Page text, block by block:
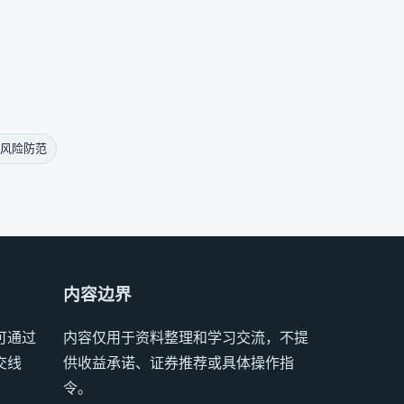
险防范
通过
线
内容边界
内容仅用于资料整理和学习交流，不提
供收益承诺、证券推荐或具体操作指
令。